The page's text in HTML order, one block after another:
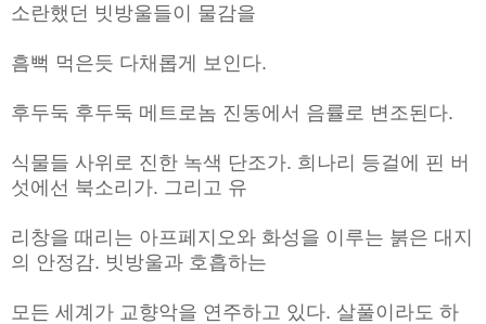
소란했던 빗방울들이 물감을
흠뻑 먹은듯 다채롭게 보인다.
후두둑 후두둑 메트로놈 진동에서 음률로 변조된다.
식물들 사위로 진한 녹색 단조가. 희나리 등걸에 핀 버
섯에선 북소리가. 그리고 유
리창을 때리는 아프페지오와 화성을 이루는 붉은 대지
의 안정감. 빗방울과 호흡하는
모든 세계가 교향악을 연주하고 있다. 살풀이라도 하